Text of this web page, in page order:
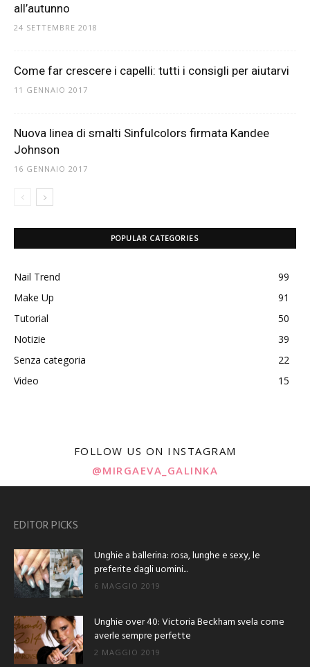
all’autunno
24 SETTEMBRE 2018
Come far crescere i capelli: tutti i consigli per aiutarvi
11 GENNAIO 2017
Nuova linea di smalti Sinfulcolors firmata Kandee
Johnson
16 GENNAIO 2017
POPULAR CATEGORIES
Nail Trend
99
Make Up
91
Tutorial
50
Notizie
39
Senza categoria
22
Video
15
FOLLOW US ON INSTAGRAM
@MIRGAEVA_GALINKA
EDITOR PICKS
Unghie a ballerina: rosa, lunghe e sexy, le
preferite dagli uomini...
6 MAGGIO 2019
Unghie over 40: Victoria Beckham svela come
averle sempre perfette
2 MAGGIO 2019